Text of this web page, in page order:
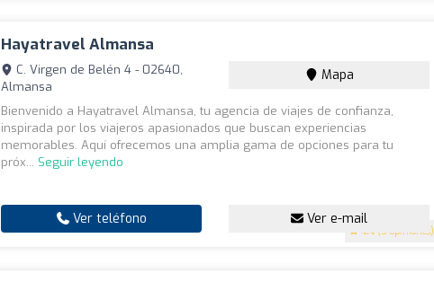
Hayatravel Almansa
4.4 (5 opiniones)
C. Virgen de Belén 4 - 02640,
Almansa
Mapa
Bienvenido a Hayatravel Almansa, tu agencia de viajes de confianza,
inspirada por los viajeros apasionados que buscan experiencias
memorables. Aquí ofrecemos una amplia gama de opciones para tu
próx... Seguir leyendo
Ver teléfono Ver e-mail